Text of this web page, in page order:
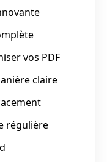
vos PDF
claire
régulière